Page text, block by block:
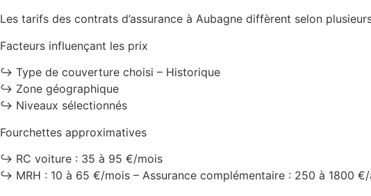
Les tarifs des contrats d’assurance à Aubagne diffèrent selon
Facteurs influençant les prix
↪️ Type de couverture choisi – Historique
↪️ Zone géographique
↪️ Niveaux sélectionnés
Fourchettes approximatives
↪️ RC voiture : 35 à 95 €/mois
↪️ MRH : 10 à 65 €/mois – Assurance complémentaire : 250 à 1800